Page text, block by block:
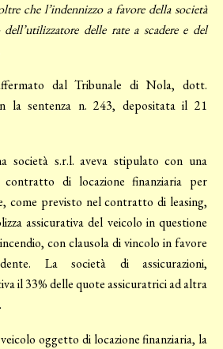
che l’indennizzo a favore della società
delle rate a scadere e del
dal Tribunale di Nola, dott.
la sentenza n. 243, depositata il 21
società s.r.l. aveva stipulato con una
di locazione finanziaria per
come previsto nel contratto di leasing,
assicurativa del veicolo in questione
con clausola di vincolo in favore
La società di assicurazioni,
il 33% delle quote assicuratrici ad altra
oggetto di locazione finanziaria, la